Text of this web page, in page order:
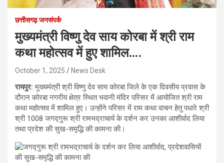
छत्तीसगढ़ जनसंपर्क
मुख्यमंत्री विष्णु देव साय कोरबा में श्री राम
कथा महोत्सव में हुए शामिल….
October 1, 2025 News Desk
रायपुर:मुख्यमंत्री श्री विष्णु देव साय कोरबा जिले के एक दिवसीय प्रवास के
दौरान कोरबा नगरीय क्षेत्र स्थित भवानी मंदिर परिसर में आयोजित श्री राम
कथा महोत्सव में शामिल हुए। उन्होंने परिसर में राम कथा वाचन हेतु पधारे श्री
श्री 1008 जगद्गुरू श्री रामभद्राचार्य के दर्शन कर उनका आशीर्वाद लिया
तथा प्रदेश की सुख-समृद्धि की कामना की।